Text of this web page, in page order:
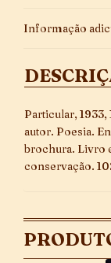
Informação
Particular,
autor. Poesia.
brochura. Livro
conservação.